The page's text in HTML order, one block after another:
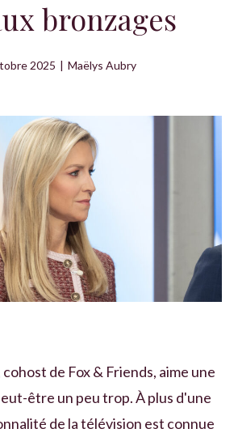
bronzages
2025 | Maëlys Aubry
de Fox & Friends, aime une
être un peu trop. À plus d'une
de la télévision est connue